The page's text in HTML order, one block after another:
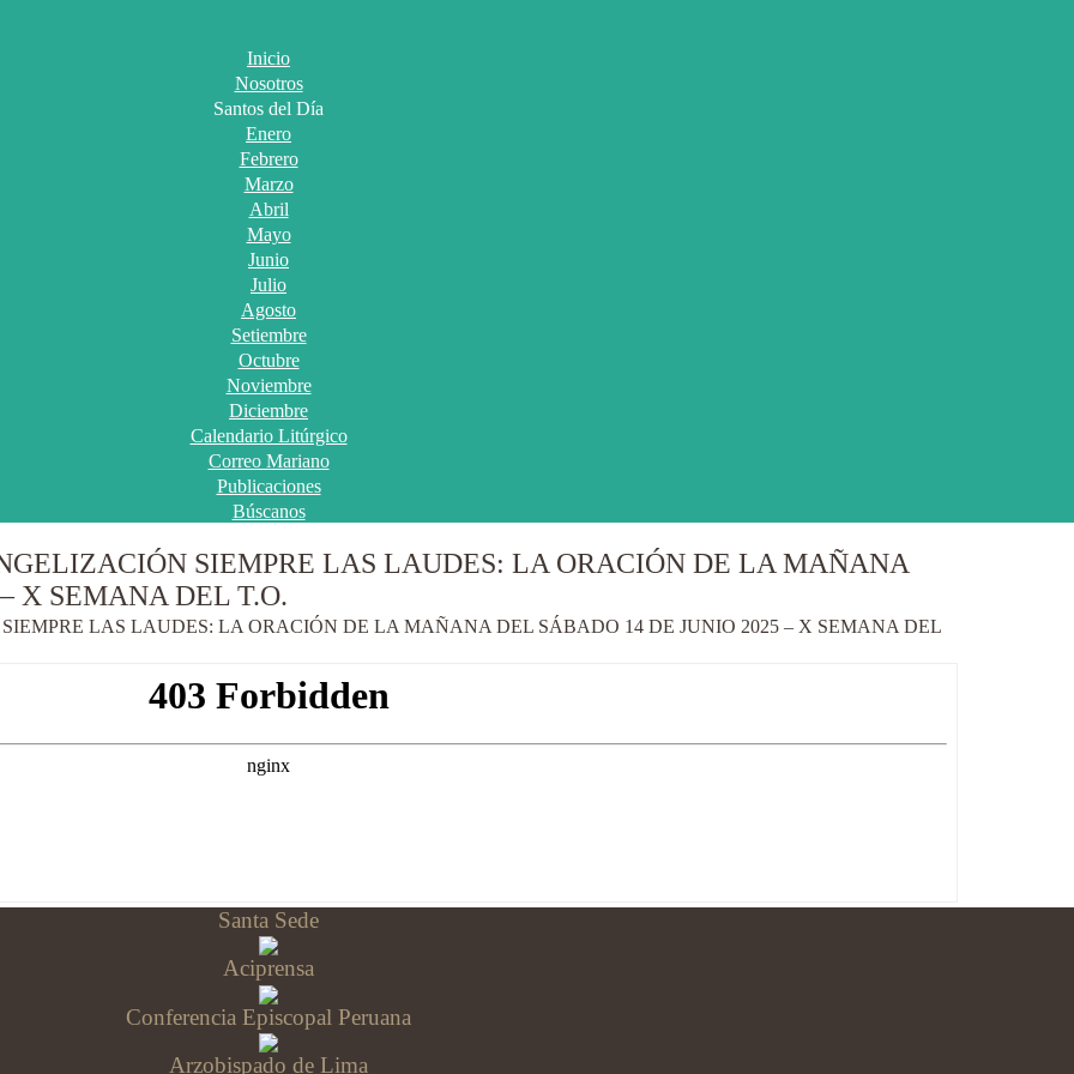
Inicio
Nosotros
Santos del Día
Enero
Febrero
Marzo
Abril
Mayo
Junio
Julio
Agosto
Setiembre
Octubre
Noviembre
Diciembre
Calendario Litúrgico
Correo Mariano
Publicaciones
Búscanos
SIEMPRE LAS LAUDES: LA ORACIÓN DE LA MAÑANA
X SEMANA DEL T.O.
LAS LAUDES: LA ORACIÓN DE LA MAÑANA DEL SÁBADO 14 DE JUNIO 2025 – X SEMANA DEL
Santa Sede
Aciprensa
Conferencia Episcopal Peruana
Arzobispado de Lima